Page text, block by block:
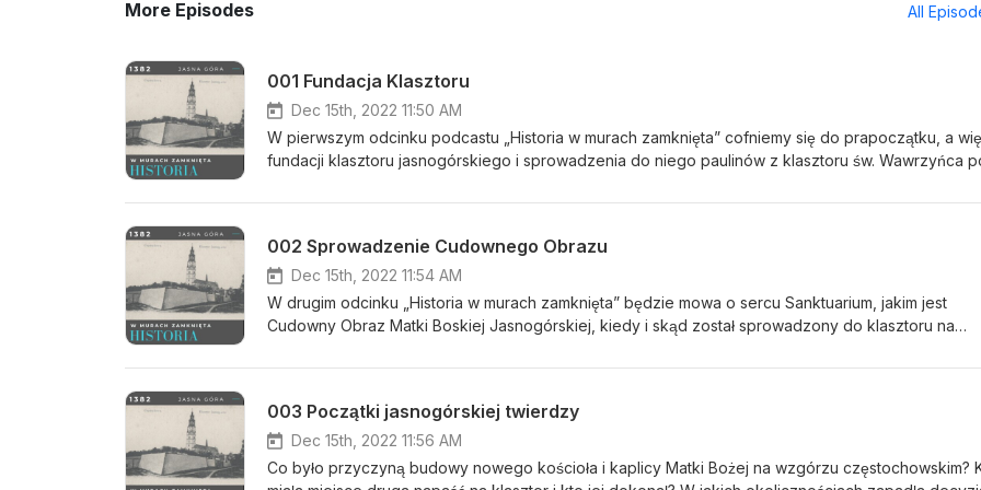
More Episodes All
001 Fundacja Klasztoru
Dec 15th, 2022 11:50 AM
W pierwszym odcinku podcastu „Historia w murach zamknięta” cofniemy się do prapoczątku, a
fundacji klasztoru jasnogórskiego i sprowadzenia do niego paulinów z klasztoru św. Wawrzyńca
Sanktuarium, jak wysokie jest wzgórze na którym znajduje się kompleks zabudowań, jakimi
Królestwa Polskiego zakon, a także, jakie względy zadecydowały, o tym, że na lokalizację placówki
wybrał wzgórze, które w XIV wieku znajdowało się we wsi Stara Częstochowa. Zapraszamy w
dr Adriana Kosowskiego, historyka.
002 Sprowadzenie Cudownego Obrazu
Dec 15th, 2022 11:54 AM
W drugim odcinku „Historia w murach zamknięta” będzie mowa o sercu Sanktuarium, jakim jest
Cudowny Obraz Matki Boskiej Jasnogórskiej, kiedy i skąd został sprowadzony do klasztoru na
omówimy kulisy pierwszej napaści na klasztor w 1430 r., w tym powstanie związanej z tym
który z inicjatywy króla Władysława Jagiełły dokonał się w Krakowie w latach 1430–1434. Na
zakończenie usłyszymy w jakich okolicznościach naprawiony Wizerunek Matki Bożej powrócił na
swoje miejsce do kaplicy jasnogórskiej.
003 Początki jasnogórskiej twierdzy
Dec 15th, 2022 11:56 AM
Co było przyczyną budowy nowego kościoła i kaplicy Matki Bożej na wzgórzu częstochowskim?